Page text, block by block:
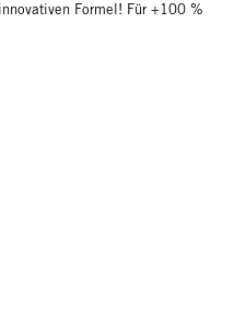
Formel! Für +100 %